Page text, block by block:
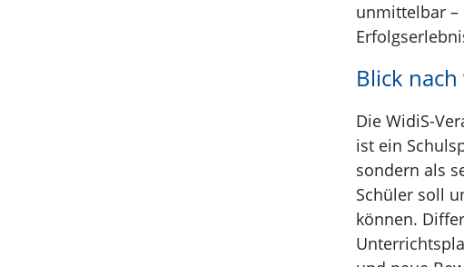
unmittelbar –
Blick
Die WidiS-
ist ein
sondern als
Schüler soll
können.